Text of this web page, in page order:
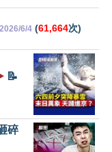
2026/6/4 (61,664次)
📝
碎